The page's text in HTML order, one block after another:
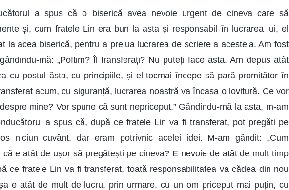
a spus că o biserică avea nevoie urgent de cineva care să
și, cum fratele Lin era bun la asta și responsabil în lucrarea lui, el
la acea biserică, pentru a prelua lucrarea de scriere a acesteia. Am fost
mă: „Poftim? Îl transferați? Nu puteți face asta. Am depus atât
cu postul ăsta, cu principiile, și el tocmai începe să pară promițător în
acum, cu siguranță, lucrarea noastră va încasa o lovitură. Ce vor
mine? Vor spune că sunt nepriceput.” Gândindu-mă la asta, m-am
a spus că, după ce fratele Lin va fi transferat, pot pregăti pe
niciun cuvânt, dar eram potrivnic acelei idei. M-am gândit: „Cum
că e atât de ușor să pregătești pe cineva? E nevoie de atât de mult timp
ce fratele Lin va fi transferat, toată responsabilitatea va cădea din nou
e atât de mult de lucru, prin urmare, cu un om priceput mai puțin, cu